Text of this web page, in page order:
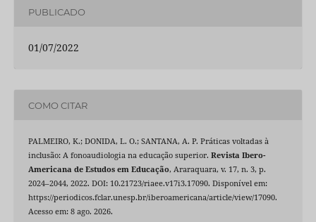
PUBLICADO
01/07/2022
COMO CITAR
PALMEIRO, K.; DONIDA, L. O.; SANTANA, A. P. Práticas voltadas à
inclusão: A fonoaudiologia na educação superior. Revista Ibero-
Americana de Estudos em Educação, Araraquara, v. 17, n. 3, p.
2024–2044, 2022. DOI: 10.21723/riaee.v17i3.17090. Disponível em:
https://periodicos.fclar.unesp.br/iberoamericana/article/view/17090.
Acesso em: 8 ago. 2026.